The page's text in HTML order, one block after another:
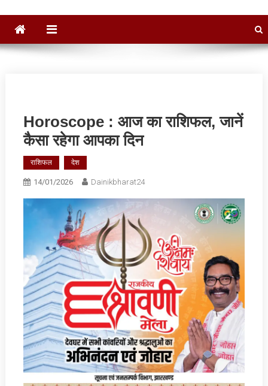
Horoscope : आज का राशिफल, जानें
कैसा रहेगा आपका दिन
राशिफल देश
14/01/2026 Dainikbharat24